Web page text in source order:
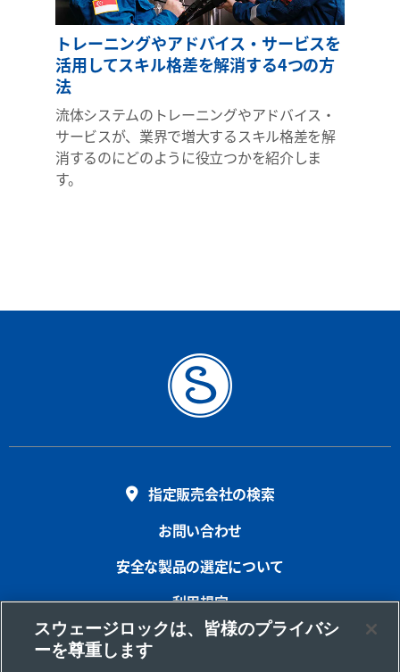
トレーニングやアドバイス・サービスを
活用してスキル格差を解消する4つの方
法
流体システムのトレーニングやアドバイス・
サービスが、業界で増大するスキル格差を解
消するのにどのように役立つかを紹介しま
す。
指定販売会社の検索
お問い合わせ
安全な製品の選定について
利用規定
プライバシー
スウェージロックは、皆様のプライバシ
ーを尊重します